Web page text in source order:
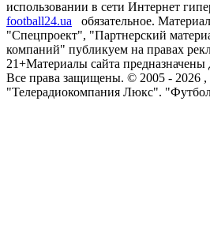
использовании в сети Интернет
football24.ua
обязательное.
"Спецпроект", "Партнерский
компаний" публикуем на правах
21+Материалы сайта предназначены
Все права защищены. © 2005 - 2026
"Телерадиокомпания Люкс".